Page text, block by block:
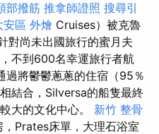
部撥筋 推拿師證照 搜尋引
安區 外燴 Cruises）被克魯
對尚未出國旅行的蜜月夫
不到600名幸運旅行者航
過將鬱鬱蔥蔥的住宿（95％
結合，Silversa的船隻最終
大的文化中心。 新竹 整骨
Prates床單，大理石浴室